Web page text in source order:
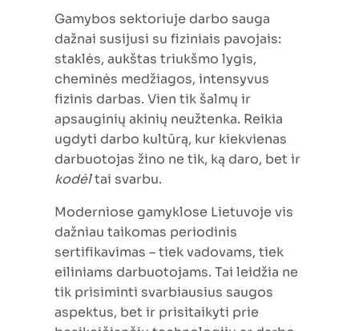
Gamybos sektoriuje darbo sauga
dažnai susijusi su fiziniais pavojais:
staklės, aukštas triukšmo lygis,
cheminės medžiagos, intensyvus
fizinis darbas. Vien tik šalmų ir
apsauginių akinių neužtenka. Reikia
ugdyti darbo kultūrą, kur kiekvienas
darbuotojas žino ne tik, ką daro, bet ir
kodėltai svarbu.
Moderniose gamyklose Lietuvoje vis
dažniau taikomas periodinis
sertifikavimas – tiek vadovams, tiek
eiliniams darbuotojams. Tai leidžia ne
tik prisiminti svarbiausius saugos
aspektus, bet ir prisitaikyti prie